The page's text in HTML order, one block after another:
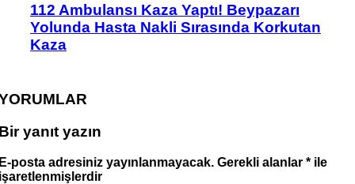
112 Ambulansı Kaza Yaptı! Beypazarı
Yolunda Hasta Nakli Sırasında Korkutan
Kaza
yanıt yazın
posta adresiniz yayınlanmayacak. Gerekli alanlar * ile